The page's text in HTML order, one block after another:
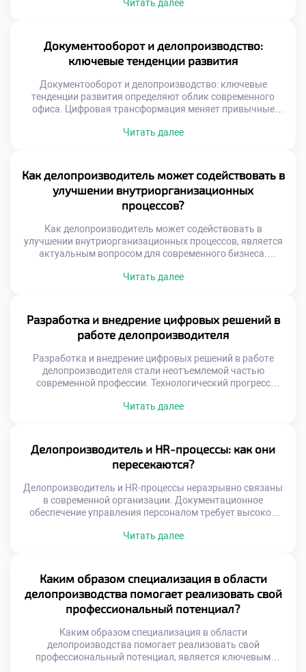
организации. Ошибки в этой сфере могут привести к
профессиональной компетенции современного
сотрудника. Понимание природы угроз позволяет
предотвращать проблемы до их возникновения. Риски
Читать далее
Документооборот и делопроизводство:
ключевые тенденции развития
Документооборот и делопроизводство: ключевые
тенденции развития определяют облик современного
офиса. Цифровая трансформация меняет привычные
уступают место интеллектуальным системам. Специалист
на рынке труда. Тенденции затрагивают не только
технику, но и процессы. Меняются стандарты
взаимодействия между сотрудниками и отделами.
Ускоряется […]
Читать далее
Как делопроизводитель может содействовать в
улучшении внутриорганизационных
процессов?
Как делопроизводитель может содействовать в
улучшении внутриорганизационных процессов, является
актуальным вопросом для современного бизнеса.
обладает уникальным обзором деятельности компании.
системные проблемы, скрытые от узких специалистов.
Делопроизводитель способен выступать агентом
позитивных организационных изменений. Его роль
трансформируется из исполнителя в оптимизатора […]
Читать далее
Разработка и внедрение цифровых решений в
работе делопроизводителя
Разработка и внедрение цифровых решений в работе
делопроизводителя стали неотъемлемой частью
современной профессии. Технологический прогресс
документацией и информацией. Специалист сегодня
экспертиза определяет успех автоматизации в любой
организации. Цифровизация требует глубокого
понимания специфики документооборота и бизнес-задач.
Простая покупка программного обеспечения […]
Читать далее
Делопроизводитель и HR-процессы: как они
пересекаются?
Делопроизводитель и HR-процессы неразрывно связаны
в современной организации. Документационное
обеспечение управления персоналом требует высокой
последствиям. Специалист по документам становится
Пересечение функций происходит на уровне
нормативного регулирования. Трудовое
законодательство диктует строгие правила оформления
бумаг. Делопроизводитель обеспечивает юридическую
Читать далее
Каким образом специализация в области
делопроизводства помогает реализовать свой
профессиональный потенциал?
Каким образом специализация в области
делопроизводства помогает реализовать свой
профессиональный потенциал, является ключевым